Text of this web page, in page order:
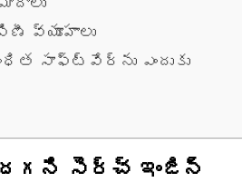
వ్యూహాలు
సాఫ్ట్‌వేర్‌ను ఎందుకు
సెర్చ్ ఇంజిన్